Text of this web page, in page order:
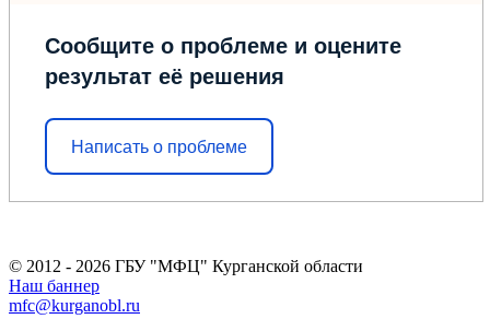
Сообщите о проблеме и оцените
результат её решения
Написать о проблеме
© 2012 - 2026 ГБУ "МФЦ" Курганской области
Наш баннер
mfc@kurganobl.ru